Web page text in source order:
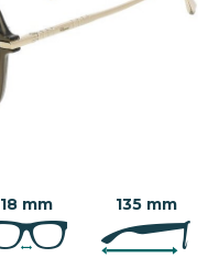
18 mm 135 mm